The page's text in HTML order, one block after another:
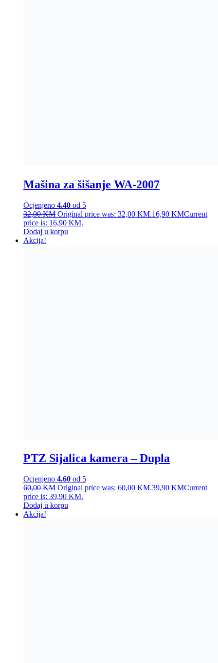
Mašina za šišanje WA-2007
Ocjenjeno 4.40 od 5
32,00KM Original price was: 32,00 KM.16,90 KMCurrent
price is: 16,90 KM.
Dodaj u korpu
Akcija!
PTZ Sijalica kamera – Dupla
Ocjenjeno 4.60 od 5
60,00KM Original price was: 60,00 KM.39,90 KMCurrent
price is: 39,90 KM.
Dodaj u korpu
Akcija!